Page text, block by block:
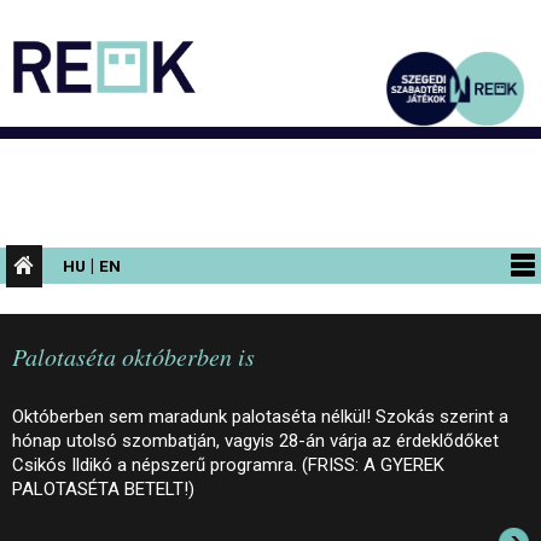
HU | EN
PROGRAMOK
KIÁLLÍTÁSOK
AZ ÉPÜLET
INFORMÁCIÓK
Palotaséta októberben is
Októberben sem maradunk palotaséta nélkül! Szokás szerint a
hónap utolsó szombatján, vagyis 28-án várja az érdeklődőket
Csikós Ildikó a népszerű programra. (FRISS: A GYEREK
PALOTASÉTA BETELT!)